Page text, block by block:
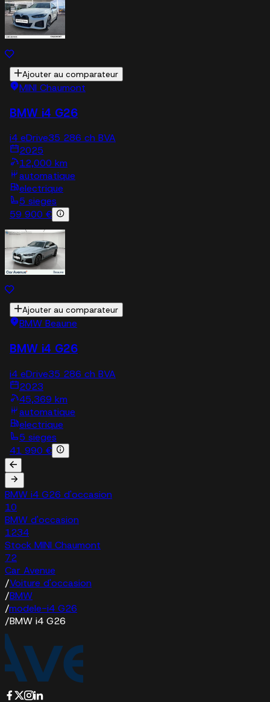
Ajouter au comparateur
MINI Chaumont
BMW i4 G26
i4 eDrive35 286 ch BVA
2025
12,000 km
automatique
electrique
5 sieges
59 900 €
Ajouter au comparateur
BMW Beaune
BMW i4 G26
i4 eDrive35 286 ch BVA
2023
45,369 km
automatique
electrique
5 sieges
41 990 €
BMW i4 G26 d'occasion
10
BMW d'occasion
1234
Stock MINI Chaumont
72
Car Avenue
/Voiture d'occasion
/BMW
/modele-i4 G26
/BMW i4 G26